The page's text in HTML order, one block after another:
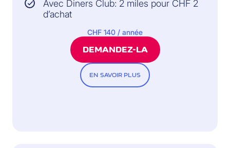
Avec Diners Club: 2 miles pour CHF 2
d’achat
CHF 140 / année
DEMANDEZ-LA
EN SAVOIR PLUS